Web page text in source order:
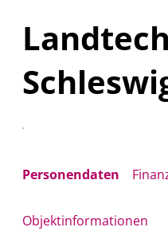
Personendaten
Objektinformationen